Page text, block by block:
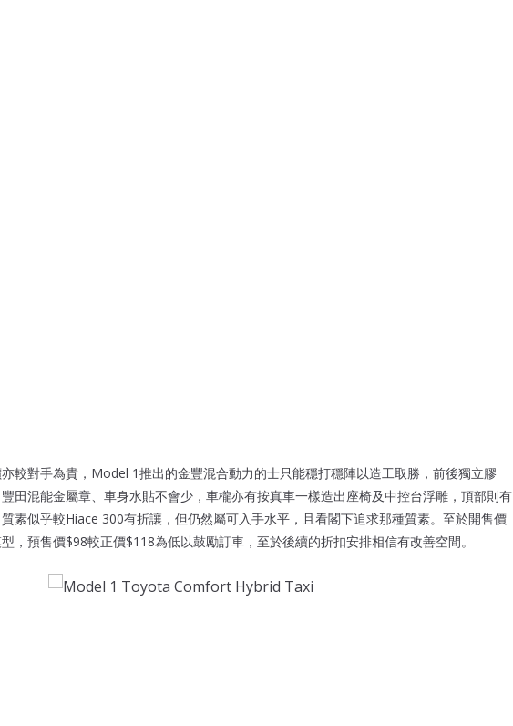
較對手為貴，Model 1推出的金豐混合動力的士只能穩打穩陣以造工取勝，前後獨立膠
田混能金屬章、車身水貼不會少，車櫳亦有按真車一樣造出座椅及中控台浮雕，頂部則有
素似乎較Hiace 300有折讓，但仍然屬可入手水平，且看閣下追求那種質素。至於開售價
，預售價$98較正價$118為低以鼓勵訂車，至於後續的折扣安排相信有改善空間。